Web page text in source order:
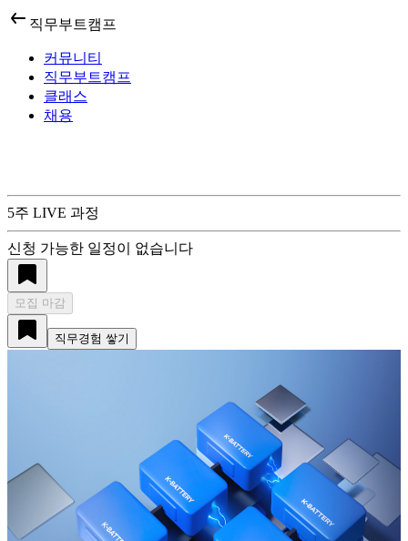
직무부트캠프
커뮤니티
직무부트캠프
클래스
채용
5주 LIVE 과정
신청 가능한 일정이 없습니다
모집 마감
직무경험 쌓기